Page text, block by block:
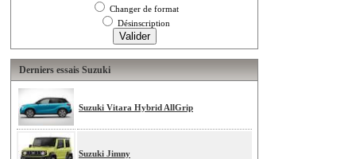
Changer de format
Désinscription
Derniers essais Suzuki
Suzuki Vitara Hybrid AllGrip
Suzuki Jimny